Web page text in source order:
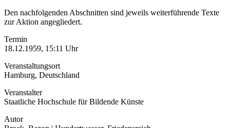
Den nachfolgenden Abschnitten sind jeweils weiterführende Texte
zur Aktion angegliedert.
Termin
18.12.1959, 15:11 Uhr
Veranstaltungsort
Hamburg, Deutschland
Veranstalter
Staatliche Hochschule für Bildende Künste
Autor